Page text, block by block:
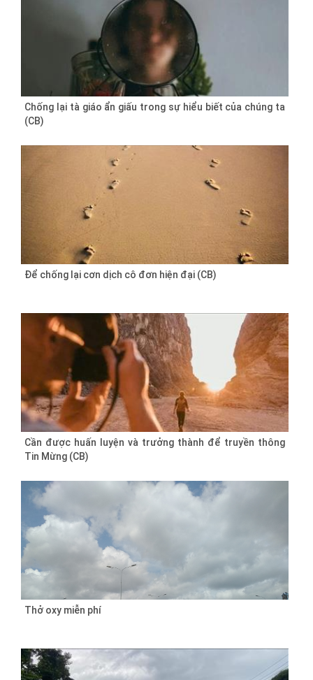
Chống lại tà giáo ẩn giấu trong sự hiểu biết của chúng ta
(CB)
Để chống lại cơn dịch cô đơn hiện đại (CB)
Cần được huấn luyện và trưởng thành để truyền thông
Tin Mừng (CB)
Thở oxy miễn phí